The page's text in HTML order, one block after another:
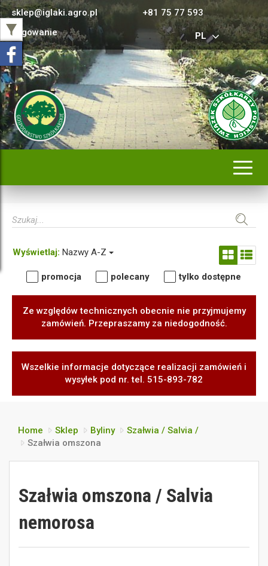
sklep@iglaki.agro.pl
+81 75 77 593
Logowanie
PL
Wyświetlaj: Nazwy A-Z
promocja polecany tylko dostępne
Ze względów technicznych obecnie nie przyjmujemy
zamówień. Przepraszamy za niedogodność.
Wszelkie informacje dotyczące realizacji zamówień i
wysyłek pod nr. tel. 515-893-782
Home Sklep Byliny
Szałwia / Salvia /
Szałwia omszona
Szałwia omszona / Salvia
nemorosa